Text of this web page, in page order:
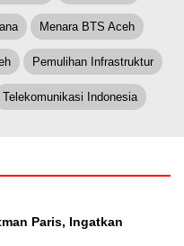
Menara BTS Aceh
Pemulihan Infrastruktur
Telekomunikasi Indonesia
Paris, Ingatkan